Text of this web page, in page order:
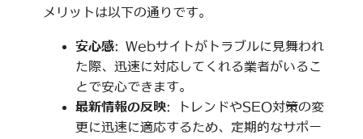
メリットは以下の通りです。
安心感: Webサイトがトラブルに見舞われ
た際、迅速に対応してくれる業者がいるこ
とで安心できます。
最新情報の反映: トレンドやSEO対策の変
更に迅速に適応するため、定期的なサポー